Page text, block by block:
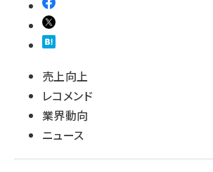
売上向上
レコメンド
業界動向
ニュース